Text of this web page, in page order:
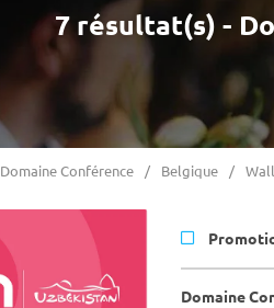
7 résultat(s) -
Domaine Conférence Belgique
Domaine